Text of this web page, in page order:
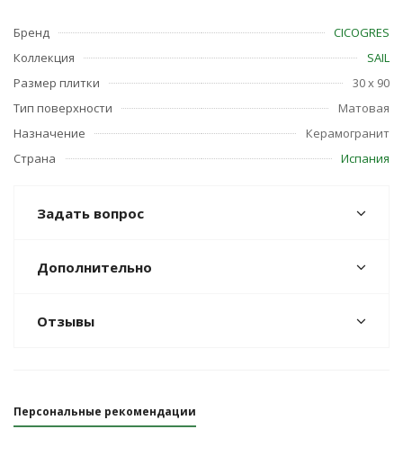
Бренд
CICOGRES
Коллекция
SAIL
Размер плитки
30 x 90
Тип поверхности
Матовая
Назначение
Керамогранит
Страна
Испания
Задать вопрос
Дополнительно
Отзывы
Персональные рекомендации